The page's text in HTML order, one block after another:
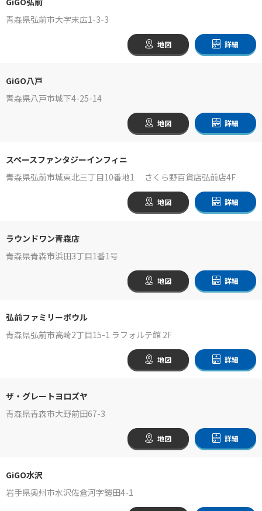
青森県弘前市大字末広1-3-3
地図 詳細
GiGO八戸
青森県八戸市城下4-25-14
地図 詳細
スペースファンタジーインフィニ
青森県弘前市城東北三丁目10番地1 さくら野百貨店弘前店4F
地図 詳細
ラウンドワン青森店
青森県青森市浜田3丁目1番1号
地図 詳細
弘前ファミリーボウル
青森県弘前市高崎2丁目15-1 ラフォルテ館 2F
地図 詳細
ザ・グレートヨロズヤ
青森県青森市大野前田67-3
地図 詳細
GiGO水沢
岩手県奥州市水沢佐倉河字鎧田4-1